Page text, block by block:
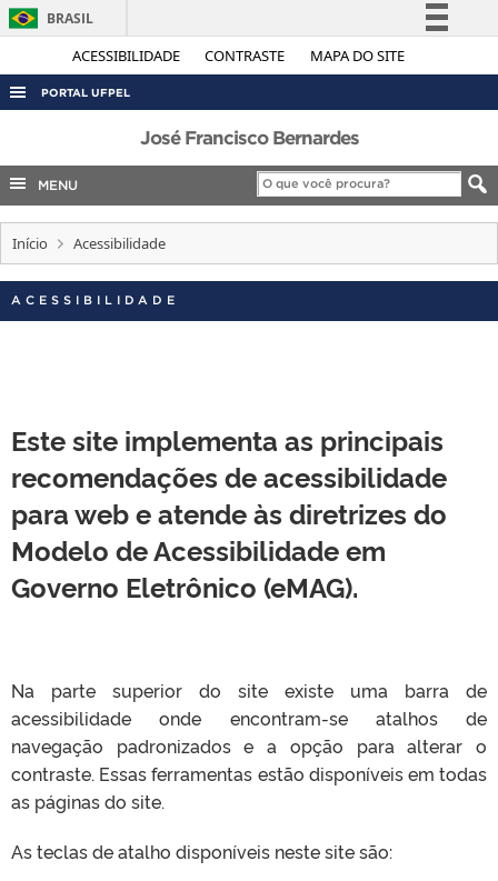
ACESSIBILIDADE CONTRASTE MAPA DO SITE
BRASIL
Simplifique!
Legislação
Canais
PORTAL UFPEL
ACESSO À INFORMAÇÃO
AUDITORIA
COBALTO
CONCURSOS
EDITAIS
INTERNACIONAL
TELEFONES
José Francisco Bernardes
MENU
Início Acessibilidade
ACESSIBILIDADE
Este site implementa as principais
recomendações de acessibilidade
para web e atende às diretrizes do
Modelo de Acessibilidade em
Governo Eletrônico (eMAG).
Na parte superior do site existe uma barra de
acessibilidade onde encontram-se atalhos de
navegação padronizados e a opção para alterar o
contraste. Essas ferramentas estão disponíveis em todas
as páginas do site.
As teclas de atalho disponíveis neste site são: